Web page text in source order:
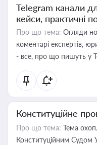
Telegram канали
кейси, практичні
Про що тема: Огляди
коментарі експертів,
- все, про що пишуть у
Конституційне
Про що тема: Тема
Конституційним Судом